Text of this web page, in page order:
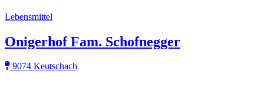
Lebensmittel
Onigerhof Fam. Schofnegger
9074 Keutschach